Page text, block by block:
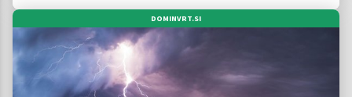
DOMINVRT.SI